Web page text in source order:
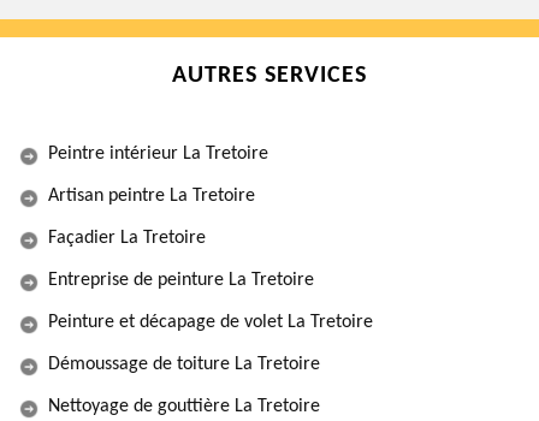
AUTRES SERVICES
Peintre intérieur La Tretoire
Artisan peintre La Tretoire
Façadier La Tretoire
Entreprise de peinture La Tretoire
Peinture et décapage de volet La Tretoire
Démoussage de toiture La Tretoire
Nettoyage de gouttière La Tretoire